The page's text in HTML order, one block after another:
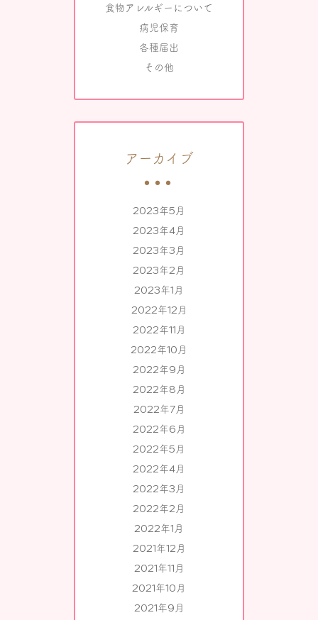
食物アレルギーについて
病児保育
各種届出
その他
アーカイブ
2023年5月
2023年4月
2023年3月
2023年2月
2023年1月
2022年12月
2022年11月
2022年10月
2022年9月
2022年8月
2022年7月
2022年6月
2022年5月
2022年4月
2022年3月
2022年2月
2022年1月
2021年12月
2021年11月
2021年10月
2021年9月